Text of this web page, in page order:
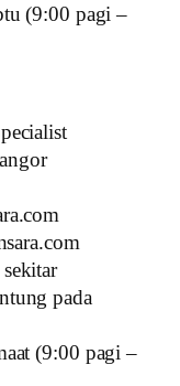
(9:00 pagi –
pada
(9:00 pagi –